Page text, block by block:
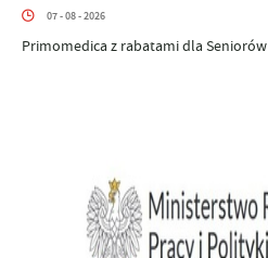
07 - 08 - 2026
Primomedica z rabatami dla Seniorów